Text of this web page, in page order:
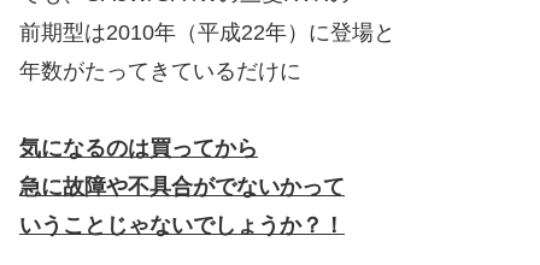
前期型は2010年（平成22年）に登場と
年数がたってきているだけに
気になるのは買ってから
急に故障や不具合がでないかって
いうことじゃないでしょうか？！